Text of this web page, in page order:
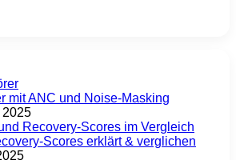
mit ANC und Noise-Masking
2025
Scores erklärt & verglichen